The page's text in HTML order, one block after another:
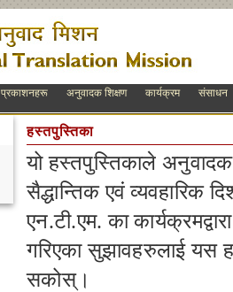
प्रकाशनहरू अनुवादक शिक्षण कार्यक्रम संसाधन
हस्तपुस्तिका
यो हस्तपुस्तिकाले
सैद्धान्तिक एवं व्यवहारिक
एन.टी.एम. का
गरिएका सुझावहरुलाई यस
सकोस्।